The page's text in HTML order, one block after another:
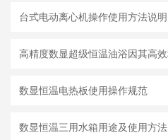
台式电动离心机操作使用方法说明
数显恒温电热板使用操作规范
数显恒温三用水箱用途及使用方法